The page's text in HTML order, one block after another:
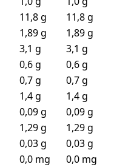
11,8 g
11,8 g
1,89 g
1,89 g
3,1 g
3,1 g
0,6 g
0,6 g
0,7 g
0,7 g
1,4 g
1,4 g
0,09 g
0,09 g
1,29 g
1,29 g
0,03 g
0,03 g
0,0 mg
0,0 mg